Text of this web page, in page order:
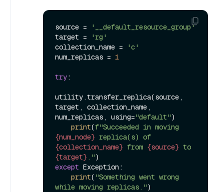
source =
'__default_resource_group'
target =
'rg'
collection_name =
'c'
num_replicas = 1
try:
utility.transfer_replica(source,
target, collection_name,
num_replicas, using="default")
print(
{num_node}
{collection_name} from {source}
{target} ."
except Exception:
print( "Something went wrong
while moving replicas.")